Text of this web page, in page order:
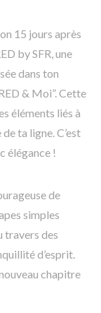
15 jours après
by SFR, une
dans ton
& Moi”. Cette
éléments liés à
ta ligne. C’est
élégance !
de
simples
travers des
d’esprit.
chapitre